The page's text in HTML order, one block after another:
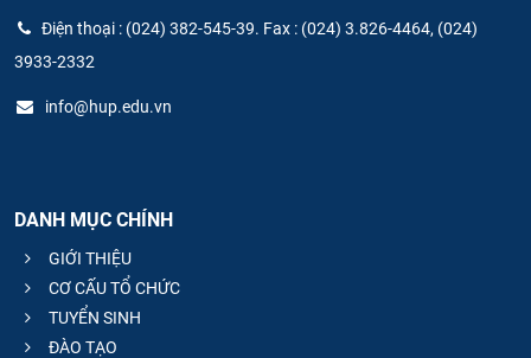
Điện thoại : (024) 382-545-39. Fax : (024) 3.826-4464, (024)
3933-2332
info@hup.edu.vn
DANH MỤC CHÍNH
GIỚI THIỆU
CƠ CẤU TỔ CHỨC
TUYỂN SINH
ĐÀO TẠO